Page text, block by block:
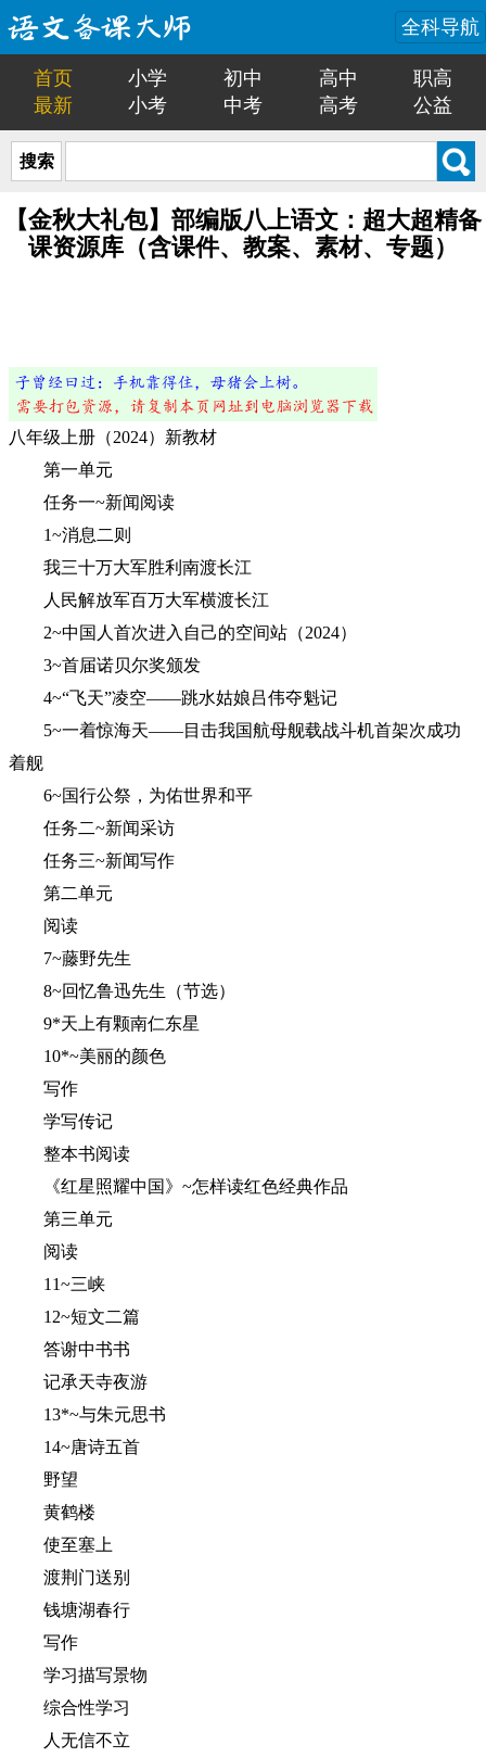
全科导航
首页 小学 初中 高中
职高
最新
小考 中考 高考 公益
搜索
【金秋大礼包】部编版八上语文：超大超精备
课资源库（含课件、教案、素材、专题）
八年级上册（2024）新教材
第一单元
任务一~新闻阅读
1~消息二则
我三十万大军胜利南渡长江
人民解放军百万大军横渡长江
2~中国人首次进入自己的空间站（2024）
3~首届诺贝尔奖颁发
4~“飞天”凌空——跳水姑娘吕伟夺魁记
5~一着惊海天——目击我国航母舰载战斗机首架次成功
着舰
6~国行公祭，为佑世界和平
任务二~新闻采访
任务三~新闻写作
第二单元
阅读
7~藤野先生
8~回忆鲁迅先生（节选）
9*天上有颗南仁东星
10*~美丽的颜色
写作
学写传记
整本书阅读
《红星照耀中国》~怎样读红色经典作品
第三单元
阅读
11~三峡
12~短文二篇
答谢中书书
记承天寺夜游
13*~与朱元思书
14~唐诗五首
野望
黄鹤楼
使至塞上
渡荆门送别
钱塘湖春行
写作
学习描写景物
综合性学习
人无信不立